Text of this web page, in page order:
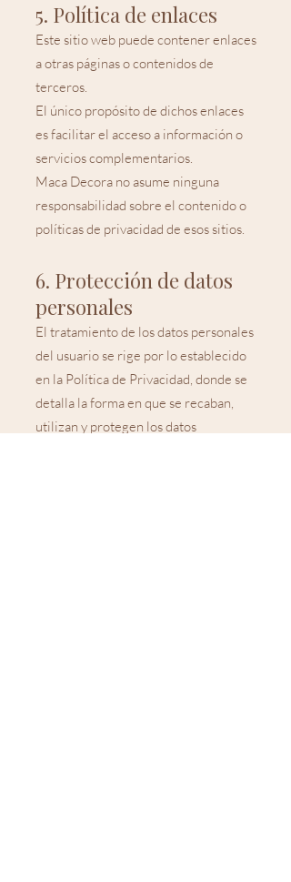
5. Política de enlaces
Este sitio web puede contener enlaces
a otras páginas o contenidos de
terceros.
El único propósito de dichos enlaces
es facilitar el acceso a información o
servicios complementarios.
Maca Decora no asume ninguna
responsabilidad sobre el contenido o
políticas de privacidad de esos sitios.
6. Protección de datos
personales
El tratamiento de los datos personales
del usuario se rige por lo establecido
en la Política de Privacidad, donde se
detalla la forma en que se recaban,
utilizan y protegen los datos